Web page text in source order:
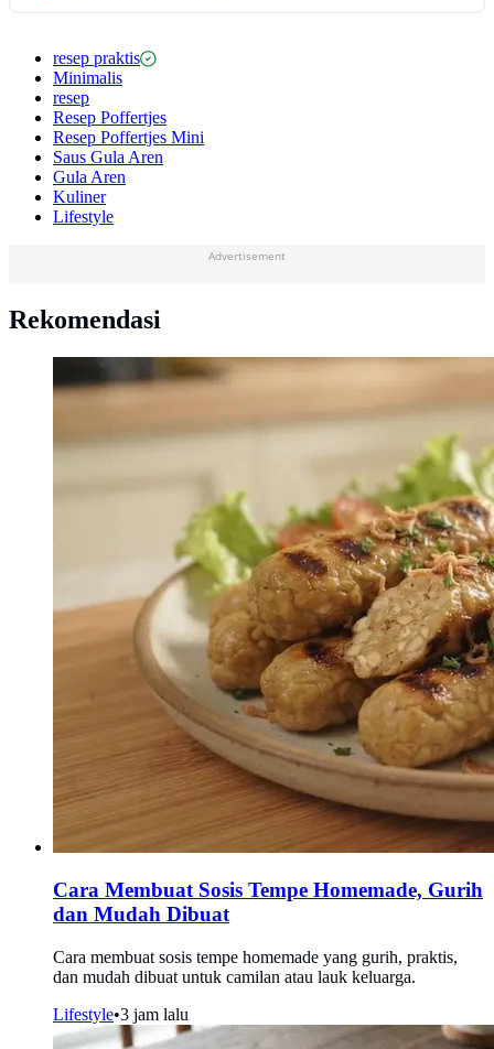
resep praktis
Minimalis
resep
Resep Poffertjes
Resep Poffertjes Mini
Saus Gula Aren
Gula Aren
Kuliner
Lifestyle
Advertisement
Rekomendasi
Cara Membuat Sosis Tempe Homemade, Gurih
dan Mudah Dibuat
Cara membuat sosis tempe homemade yang gurih, praktis,
dan mudah dibuat untuk camilan atau lauk keluarga.
Lifestyle•3 jam lalu